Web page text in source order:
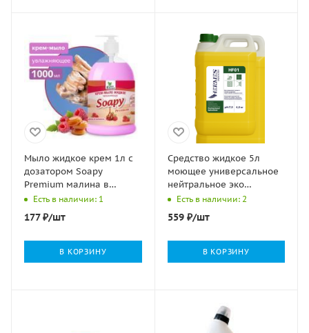
Мыло жидкое крем 1л с
дозатором Soapy
Premium малина в
карамели Clean&Green
Есть в наличии: 1
177₽/шт
В КОРЗИНУ
Средство жидкое 5л
моющее универсальное
нейтральное эко
PROFESSIONAL
AUTOCLEAN Hermes 1/4
Есть в наличии: 2
559₽/шт
В КОРЗИНУ